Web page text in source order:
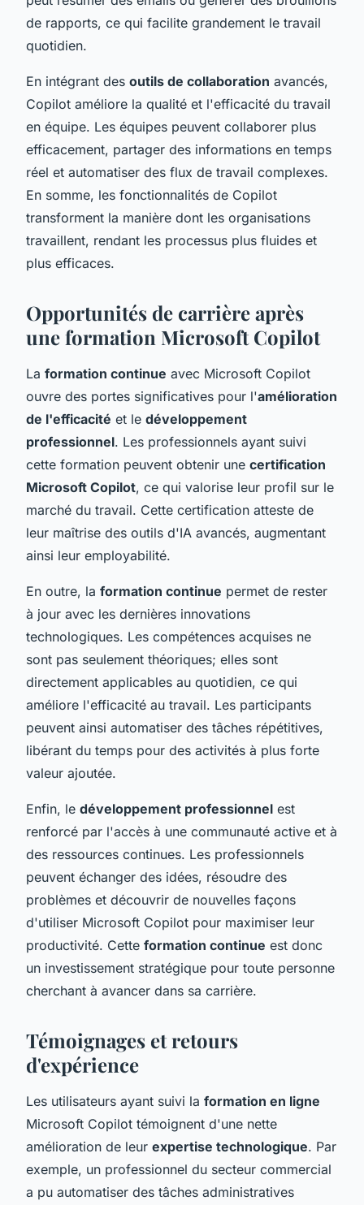
de rapports, ce qui facilite grandement le travail
quotidien.
En intégrant des outils de collaboration avancés,
Copilot améliore la qualité et l'efficacité du travail
en équipe. Les équipes peuvent collaborer plus
efficacement, partager des informations en temps
réel et automatiser des flux de travail complexes.
En somme, les fonctionnalités de Copilot
transforment la manière dont les organisations
travaillent, rendant les processus plus fluides et
plus efficaces.
Opportunités de carrière après
une formation Microsoft Copilot
La formation continue avec Microsoft Copilot
ouvre des portes significatives pour l'amélioration
de l'efficacité et le développement
professionnel. Les professionnels ayant suivi
cette formation peuvent obtenir une certification
Microsoft Copilot, ce qui valorise leur profil sur le
marché du travail. Cette certification atteste de
leur maîtrise des outils d'IA avancés, augmentant
ainsi leur employabilité.
En outre, la formation continue permet de rester
à jour avec les dernières innovations
technologiques. Les compétences acquises ne
sont pas seulement théoriques; elles sont
directement applicables au quotidien, ce qui
améliore l'efficacité au travail. Les participants
peuvent ainsi automatiser des tâches répétitives,
libérant du temps pour des activités à plus forte
valeur ajoutée.
Enfin, le développement professionnel est
renforcé par l'accès à une communauté active et à
des ressources continues. Les professionnels
peuvent échanger des idées, résoudre des
problèmes et découvrir de nouvelles façons
d'utiliser Microsoft Copilot pour maximiser leur
productivité. Cette formation continue est donc
un investissement stratégique pour toute personne
cherchant à avancer dans sa carrière.
Témoignages et retours
d'expérience
Les utilisateurs ayant suivi la formation en ligne
Microsoft Copilot témoignent d'une nette
amélioration de leur expertise technologique. Par
exemple, un professionnel du secteur commercial
a pu automatiser des tâches administratives